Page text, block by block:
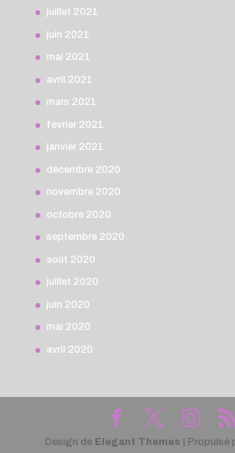
juillet 2021
juin 2021
mai 2021
avril 2021
mars 2021
février 2021
janvier 2021
décembre 2020
novembre 2020
octobre 2020
septembre 2020
août 2020
juillet 2020
juin 2020
mai 2020
avril 2020
Design de Elegant Themes | Propulsé